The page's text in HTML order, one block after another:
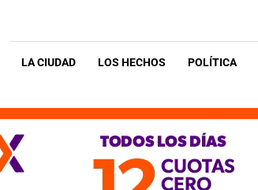
LA CIUDAD LOS HECHOS POLÍTICA